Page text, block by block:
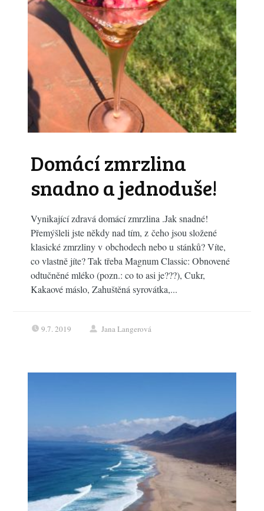
Domácí zmrzlina
snadno a jednoduše!
Vynikající zdravá domácí zmrzlina .Jak snadné!
Přemýšleli jste někdy nad tím, z čeho jsou složené
klasické zmrzliny v obchodech nebo u stánků? Víte,
co vlastně jíte? Tak třeba Magnum Classic: Obnovené
odtučněné mléko (pozn.: co to asi je???), Cukr,
Kakaové máslo, Zahuštěná syrovátka,...
9.7. 2019 Jana Langerová